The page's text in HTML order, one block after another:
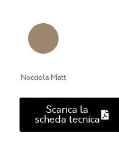
Nocciola Matt
Scarica la
scheda tecnica